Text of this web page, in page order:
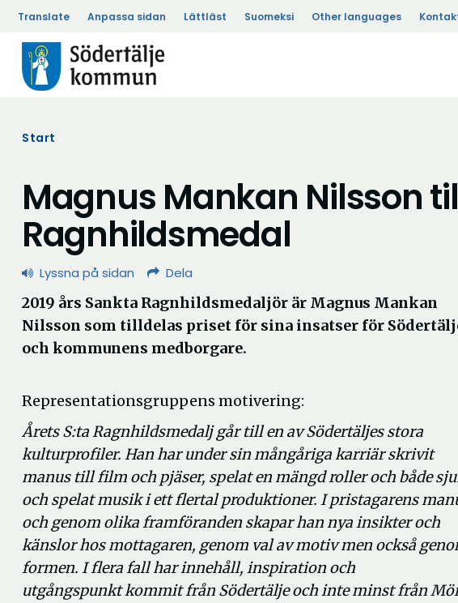
Translate Anpassa sidan Lättläst Suomeksi Other languages
Start
Magnus Mankan Nilsson
Ragnhildsmedal
Lyssna på sidan Dela
2019 års Sankta Ragnhildsmedaljör är Magnus Mankan
Nilsson som tilldelas priset för sina insatser för
och kommunens medborgare.
Representationsgruppens motivering:
Årets S:ta Ragnhildsmedalj går till en av Södertäljes stora
kulturprofiler. Han har under sin mångåriga karriär skrivit
manus till film och pjäser, spelat en mängd roller och både
och spelat musik i ett flertal produktioner. I pristagarens
och genom olika framföranden skapar han nya insikter och
känslor hos mottagaren, genom val av motiv men också
formen. I flera fall har innehåll, inspiration och
utgångspunkt kommit från Södertälje och inte minst från